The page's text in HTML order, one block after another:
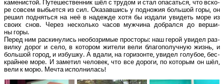
каме­ни­стой. Путе­ше­ствен­ник шёл с тру­дом и стал опа­сать­ся, что вско­
ре совсем выбьет­ся из сил. Ока­зав­шись у под­но­жия боль­шой горы, он
решил под­нять­ся на неё в надеж­де хотя бы изда­ли уви­деть море из
сво­их снов. Через несколь­ко часов муж­чи­на добрал­ся до вер­ши­
ны горы.
Перед ним рас­ки­ну­лись необо­зри­мые про­сто­ры: наш герой уви­дел раз­
вил­ку дорог и село, в кото­ром жите­ли вели бла­го­по­луч­ную жизнь, и
боль­шой город, и избуш­ку. А вда­ли, на гори­зон­те, уви­дел голу­бое, бес­
край­нее море. И заме­тил чело­век, что все доро­ги, по кото­рым он шёл,
вели к морю. Меч­та исполнилась!